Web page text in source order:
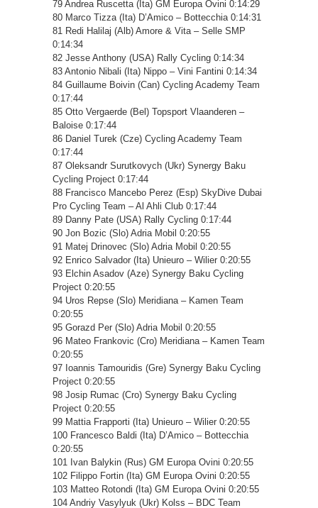
79 Andrea Ruscetta (Ita) GM Europa Ovini 0:14:29
80 Marco Tizza (Ita) D’Amico – Bottecchia 0:14:31
81 Redi Halilaj (Alb) Amore & Vita – Selle SMP
0:14:34
82 Jesse Anthony (USA) Rally Cycling 0:14:34
83 Antonio Nibali (Ita) Nippo – Vini Fantini 0:14:34
84 Guillaume Boivin (Can) Cycling Academy Team
0:17:44
85 Otto Vergaerde (Bel) Topsport Vlaanderen –
Baloise 0:17:44
86 Daniel Turek (Cze) Cycling Academy Team
0:17:44
87 Oleksandr Surutkovych (Ukr) Synergy Baku
Cycling Project 0:17:44
88 Francisco Mancebo Perez (Esp) SkyDive Dubai
Pro Cycling Team – Al Ahli Club 0:17:44
89 Danny Pate (USA) Rally Cycling 0:17:44
90 Jon Bozic (Slo) Adria Mobil 0:20:55
91 Matej Drinovec (Slo) Adria Mobil 0:20:55
92 Enrico Salvador (Ita) Unieuro – Wilier 0:20:55
93 Elchin Asadov (Aze) Synergy Baku Cycling
Project 0:20:55
94 Uros Repse (Slo) Meridiana – Kamen Team
0:20:55
95 Gorazd Per (Slo) Adria Mobil 0:20:55
96 Mateo Frankovic (Cro) Meridiana – Kamen Team
0:20:55
97 Ioannis Tamouridis (Gre) Synergy Baku Cycling
Project 0:20:55
98 Josip Rumac (Cro) Synergy Baku Cycling
Project 0:20:55
99 Mattia Frapporti (Ita) Unieuro – Wilier 0:20:55
100 Francesco Baldi (Ita) D’Amico – Bottecchia
0:20:55
101 Ivan Balykin (Rus) GM Europa Ovini 0:20:55
102 Filippo Fortin (Ita) GM Europa Ovini 0:20:55
103 Matteo Rotondi (Ita) GM Europa Ovini 0:20:55
104 Andriy Vasylyuk (Ukr) Kolss – BDC Team